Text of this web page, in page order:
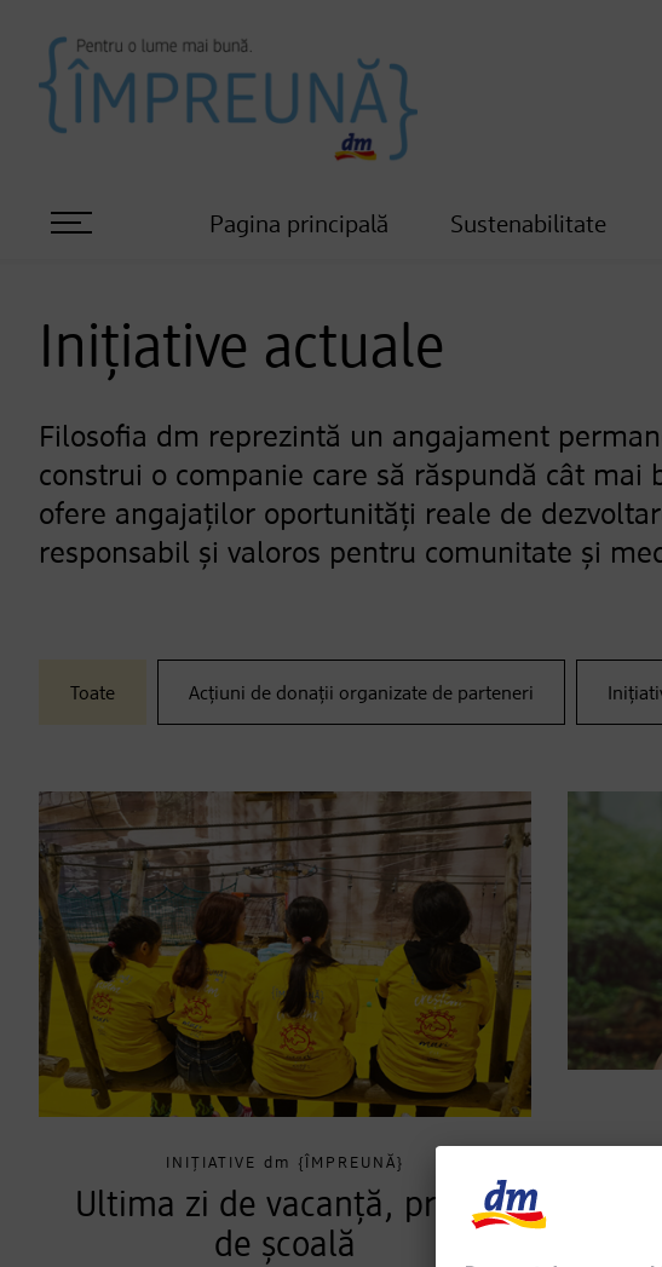
Pagina principală Sustenabilitate
Inițiative actuale
Filosofia dm reprezintă un angajament
construi o companie care să răspundă cât mai
ofere angajaților oportunități reale de
responsabil și valoros pentru comunitate și
Toate Acțiuni de donații organizate de parteneri
INIȚIATIVE dm {ÎMPREUNĂ}
Ultima zi de vacanță, prima
de școală